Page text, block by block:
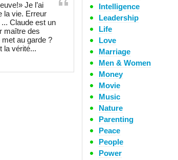
Je l’ai
la vie. Erreur
Claude est un
maître des
au garde ?
la vérité...
Intelligence
Leadership
Life
Love
Marriage
Men & Women
Money
Movie
Music
Nature
Parenting
Peace
People
Power